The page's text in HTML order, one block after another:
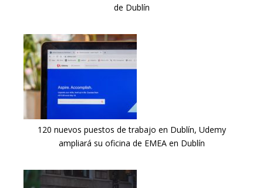
de Dublín
120 nuevos puestos de trabajo en Dublín, Udemy
ampliará su oficina de EMEA en Dublín